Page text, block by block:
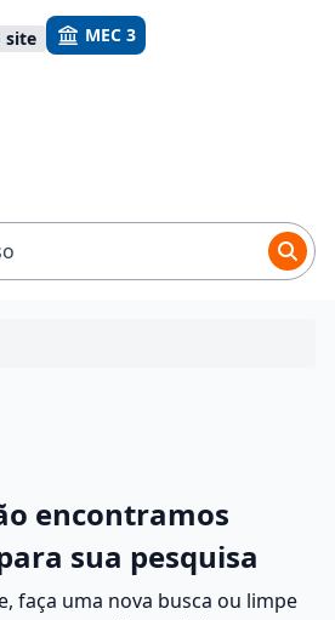
site MEC 3
encontramos
sua pesquisa
faça uma nova busca ou limpe